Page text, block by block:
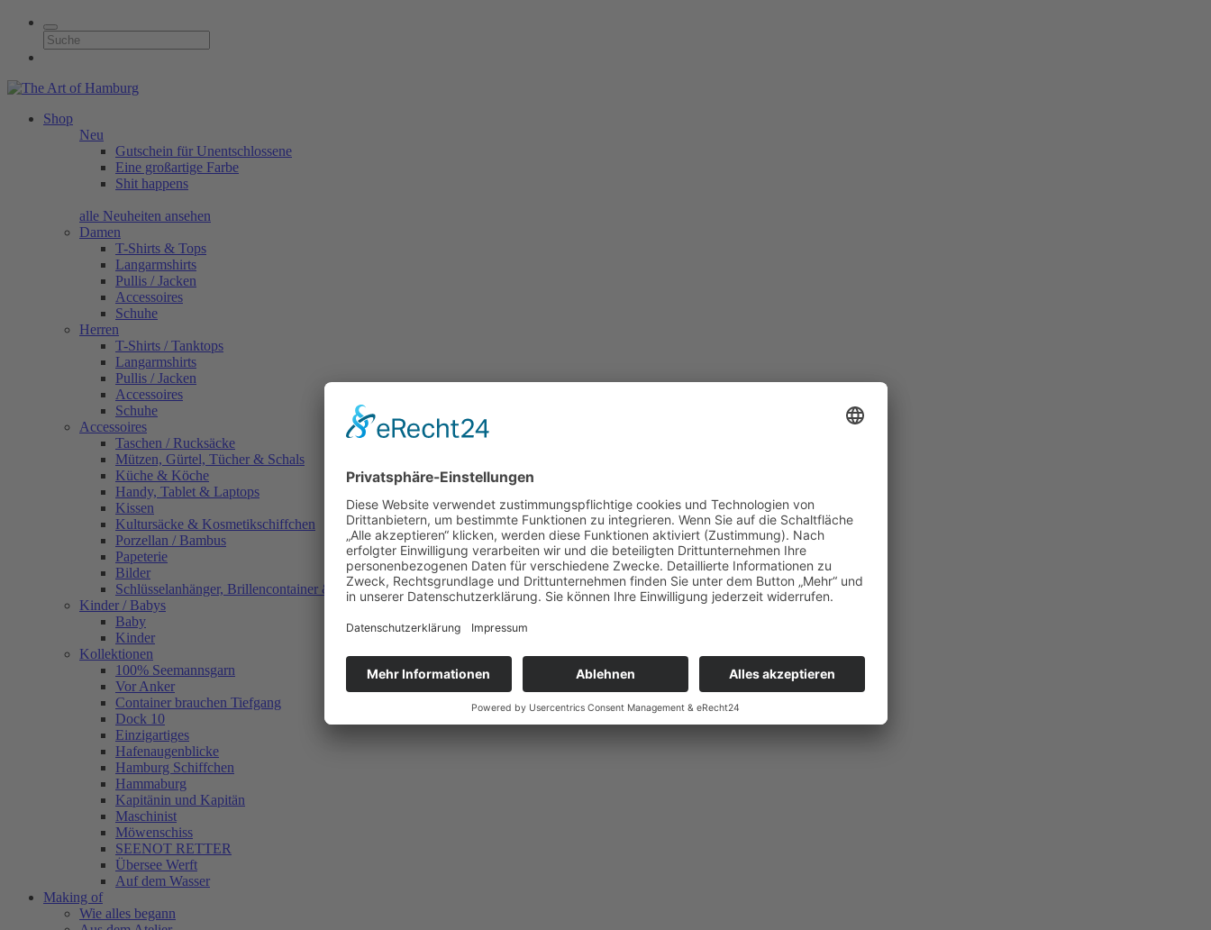
Shop
Neu
Gutschein für Unentschlossene
Eine großartige Farbe
Shit happens
alle Neuheiten ansehen
Damen
T-Shirts & Tops
Langarmshirts
Pullis / Jacken
Accessoires
Schuhe
Herren
T-Shirts / Tanktops
Langarmshirts
Pullis / Jacken
Accessoires
Schuhe
Accessoires
Taschen / Rucksäcke
Mützen, Gürtel, Tücher & Schals
Küche & Köche
Handy, Tablet & Laptops
Kissen
Kultursäcke & Kosmetikschiffchen
Porzellan / Bambus
Papeterie
Bilder
Schlüsselanhänger, Brillencontainer & mehr
Kinder / Babys
Baby
Kinder
Kollektionen
100% Seemannsgarn
Vor Anker
Container brauchen Tiefgang
Dock 10
Einzigartiges
Hafenaugen­blicke
Hamburg Schiffchen
Hammaburg
Kapitänin und Kapitän
Maschinist
Möwenschiss
SEENOT RETTER
Übersee Werft
Auf dem Wasser
Making of
Wie alles begann